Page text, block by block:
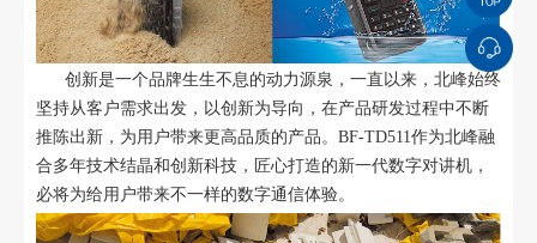
创新是一个品牌生生不息的动力源泉，一直以来，北峰始终
坚持从客户需求出发，以创新为导向，在产品研发过程中不断
推陈出新，为用户带来更高品质的产品。BF-TD511作为北峰融
合多年技术结晶和创新科技，匠心打造的新一代数字对讲机，
必将为给用户带来不一样的数字通信体验。